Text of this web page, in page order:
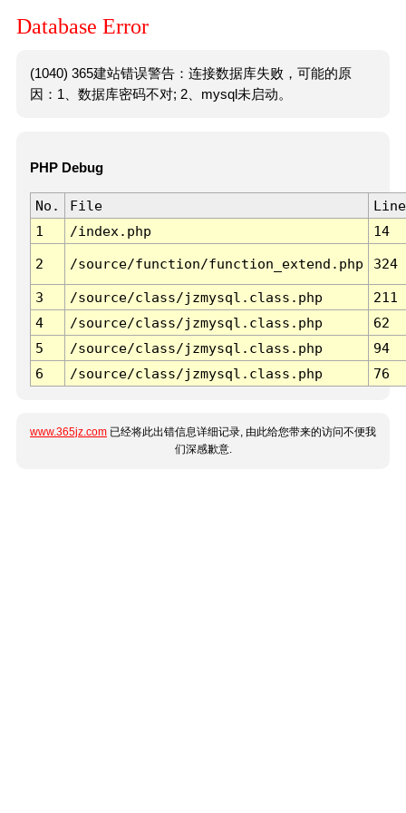
Database Error
(1040) 365建站错误警告：连接数据库失败，可能的原
因：1、数据库密码不对; 2、mysql未启动。
PHP Debug
No. File
Line
1
/index.php 14
2 /source/function/function_extend.php 324
3 /source/class/jzmysql.class.php
211
4
/source/class/jzmysql.class.php
62
5
/source/class/jzmysql.class.php
94
6
/source/class/jzmysql.class.php 76
www.365jz.com 已经将此出错信息详细记录, 由此给您带来的访问不便我
们深感歉意.